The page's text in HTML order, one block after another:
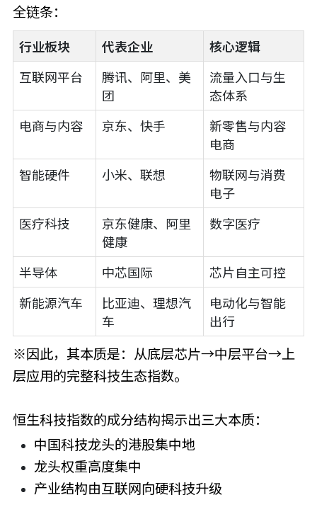
全链条：
行业板块 代表企业 核心逻辑
互联网平台
腾讯、阿里、美
团
流量入口与生
态体系
电商与内容 京东、快手
新零售与内容
电商
智能硬件 小米、联想
物联网与消费
电子
医疗科技
京东健康、阿里
健康
数字医疗
半导体 中芯国际 芯片自主可控
新能源汽车
比亚迪、理想汽
车
电动化与智能
出行
※因此，其本质是：从底层芯片→中层平台→上
层应用的完整科技生态指数。
恒生科技指数的成分结构揭示出三大本质：
中国科技龙头的港股集中地
龙头权重高度集中
产业结构由互联网向硬科技升级